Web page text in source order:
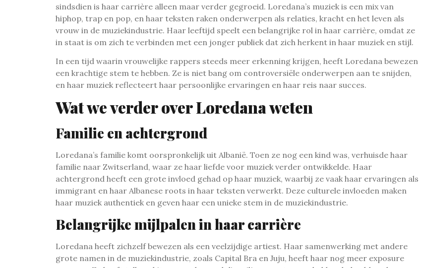
sindsdien is haar carrière alleen maar verder gegroeid. Loredana’s muziek is een mix van
hiphop, trap en pop, en haar teksten raken onderwerpen als relaties, kracht en het leven als
vrouw in de muziekindustrie. Haar leeftijd speelt een belangrijke rol in haar carrière, omdat ze
in staat is om zich te verbinden met een jonger publiek dat zich herkent in haar muziek en stijl.
In een tijd waarin vrouwelijke rappers steeds meer erkenning krijgen, heeft Loredana bewezen
een krachtige stem te hebben. Ze is niet bang om controversiële onderwerpen aan te snijden,
en haar muziek reflecteert haar persoonlijke ervaringen en haar reis naar succes.
Wat we verder over Loredana weten
Familie en achtergrond
Loredana’s familie komt oorspronkelijk uit Albanië. Toen ze nog een kind was, verhuisde haar
familie naar Zwitserland, waar ze haar liefde voor muziek verder ontwikkelde. Haar
achtergrond heeft een grote invloed gehad op haar muziek, waarbij ze vaak haar ervaringen als
immigrant en haar Albanese roots in haar teksten verwerkt. Deze culturele invloeden maken
haar muziek authentiek en geven haar een unieke stem in de muziekindustrie.
Belangrijke mijlpalen in haar carrière
Loredana heeft zichzelf bewezen als een veelzijdige artiest. Haar samenwerking met andere
grote namen in de muziekindustrie, zoals Capital Bra en Juju, heeft haar nog meer exposure